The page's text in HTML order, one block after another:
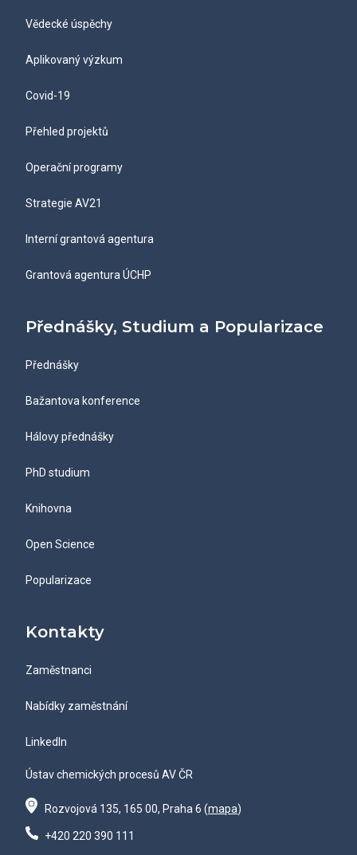
Vědecké úspěchy
Aplikovaný výzkum
Covid-19
Přehled projektů
Operační programy
Strategie AV21
Interní grantová agentura
Grantová agentura ÚCHP
Přednášky, Studium a Popularizace
Přednášky
Bažantova konference
Hálovy přednášky
PhD studium
Knihovna
Open Science
Popularizace
Kontakty
Zaměstnanci
Nabídky zaměstnání
LinkedIn
Ústav chemických procesů AV ČR
Rozvojová 135, 165 00, Praha 6 (mapa)
+420 220 390 111